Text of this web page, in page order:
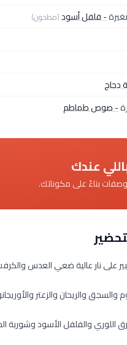
- فلفل أسود(مطحون)
دجاج
- صوص طماطم
عندك
بناءً على مكوناتك.
على نار عالية ضعي العدس
والسجق والريحان والزعتر
اللوري والفلفل الأسود وشوربة